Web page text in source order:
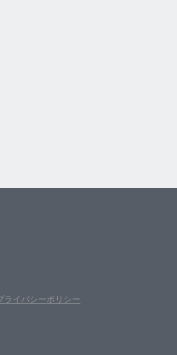
ライバシーポリシー